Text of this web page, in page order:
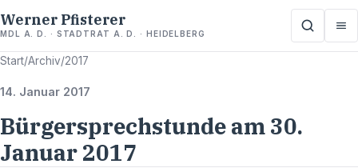
Werner Pfisterer
MDL A. D. · STADTRAT A. D. · HEIDELBERG
Start/Archiv/2017
14. Januar 2017
Bürgersprechstunde am 30.
Januar 2017